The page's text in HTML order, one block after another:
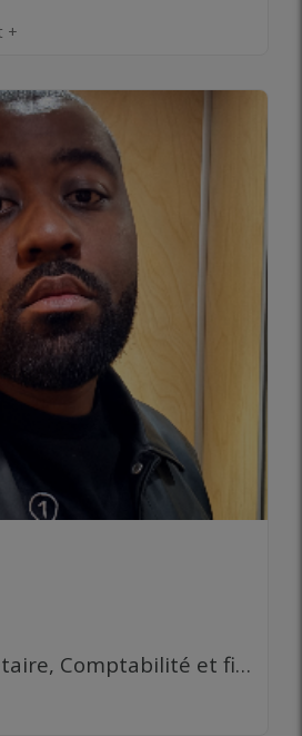
+
Gestion budgétaire, Comptabilité et fiscalité